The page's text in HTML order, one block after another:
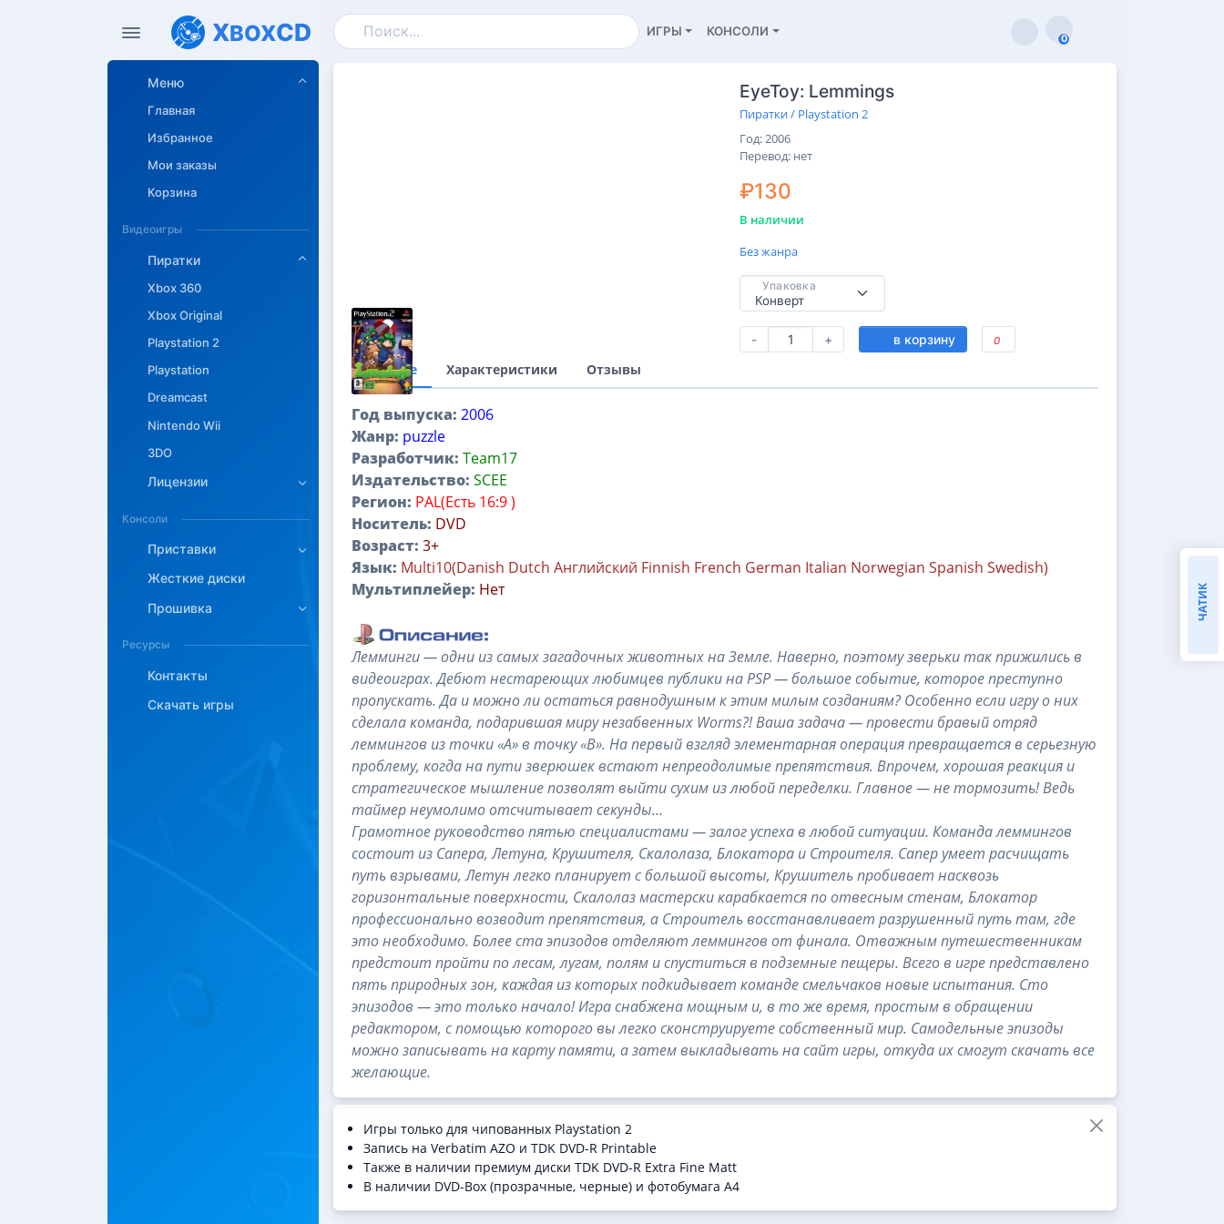
XBOXCD
Меню
Главная
Избранное
Мои заказы
Корзина
Видеоигры
Пиратки
Xbox 360
Xbox Original
Playstation 2
Playstation
Dreamcast
Nintendo Wii
3DO
Лицензии
Консоли
Приставки
Жесткие диски
Прошивка
Ресурсы
Контакты
Скачать игры
ИГРЫ КОНСОЛИ
0
0
EyeToy: Lemmings
Пиратки / Playstation 2
Год: 2006
Перевод: нет
₽130
В наличии
Без жанра
Упаковка
- + в корзину 0
Описание Характеристики Отзывы
Год выпуска: 2006
Жанр: puzzle
Разработчик: Team17
Издательство: SCEE
Регион: PAL(Есть 16:9 )
Носитель: DVD
Возраст: 3+
Язык: Multi10(Danish Dutch Английский Finnish French German Italian Norwegian Spanish Swedish)
Мультиплейер: Нет
Лемминги — одни из самых загадочных животных на Земле. Наверно, поэтому зверьки так прижились в
видеоиграх. Дебют нестареющих любимцев публики на PSP — большое событие, которое преступно
пропускать. Да и можно ли остаться равнодушным к этим милым созданиям? Особенно если игру о них
сделала команда, подарившая миру незабвенных Worms?! Ваша задача — провести бравый отряд
леммингов из точки «А» в точку «B». На первый взгляд элементарная операция превращается в серьезную
проблему, когда на пути зверюшек встают непреодолимые препятствия. Впрочем, хорошая реакция и
стратегическое мышление позволят выйти сухим из любой переделки. Главное — не тормозить! Ведь
таймер неумолимо отсчитывает секунды…
Грамотное руководство пятью специалистами — залог успеха в любой ситуации. Команда леммингов
состоит из Сапера, Летуна, Крушителя, Скалолаза, Блокатора и Строителя. Сапер умеет расчищать
путь взрывами, Летун легко планирует с большой высоты, Крушитель пробивает насквозь
горизонтальные поверхности, Скалолаз мастерски карабкается по отвесным стенам, Блокатор
профессионально возводит препятствия, а Строитель восстанавливает разрушенный путь там, где
это необходимо. Более ста эпизодов отделяют леммингов от финала. Отважным путешественникам
предстоит пройти по лесам, лугам, полям и спуститься в подземные пещеры. Всего в игре представлено
пять природных зон, каждая из которых подкидывает команде смельчаков новые испытания. Сто
эпизодов — это только начало! Игра снабжена мощным и, в то же время, простым в обращении
редактором, с помощью которого вы легко сконструируете собственный мир. Самодельные эпизоды
можно записывать на карту памяти, а затем выкладывать на сайт игры, откуда их смогут скачать все
желающие.
Игры только для чипованных Playstation 2
Запись на Verbatim AZO и TDK DVD-R Printable
Также в наличии премиум диски TDK DVD-R Extra Fine Matt
В наличии DVD-Box (прозрачные, черные) и фотобумага A4
ЧАТИК